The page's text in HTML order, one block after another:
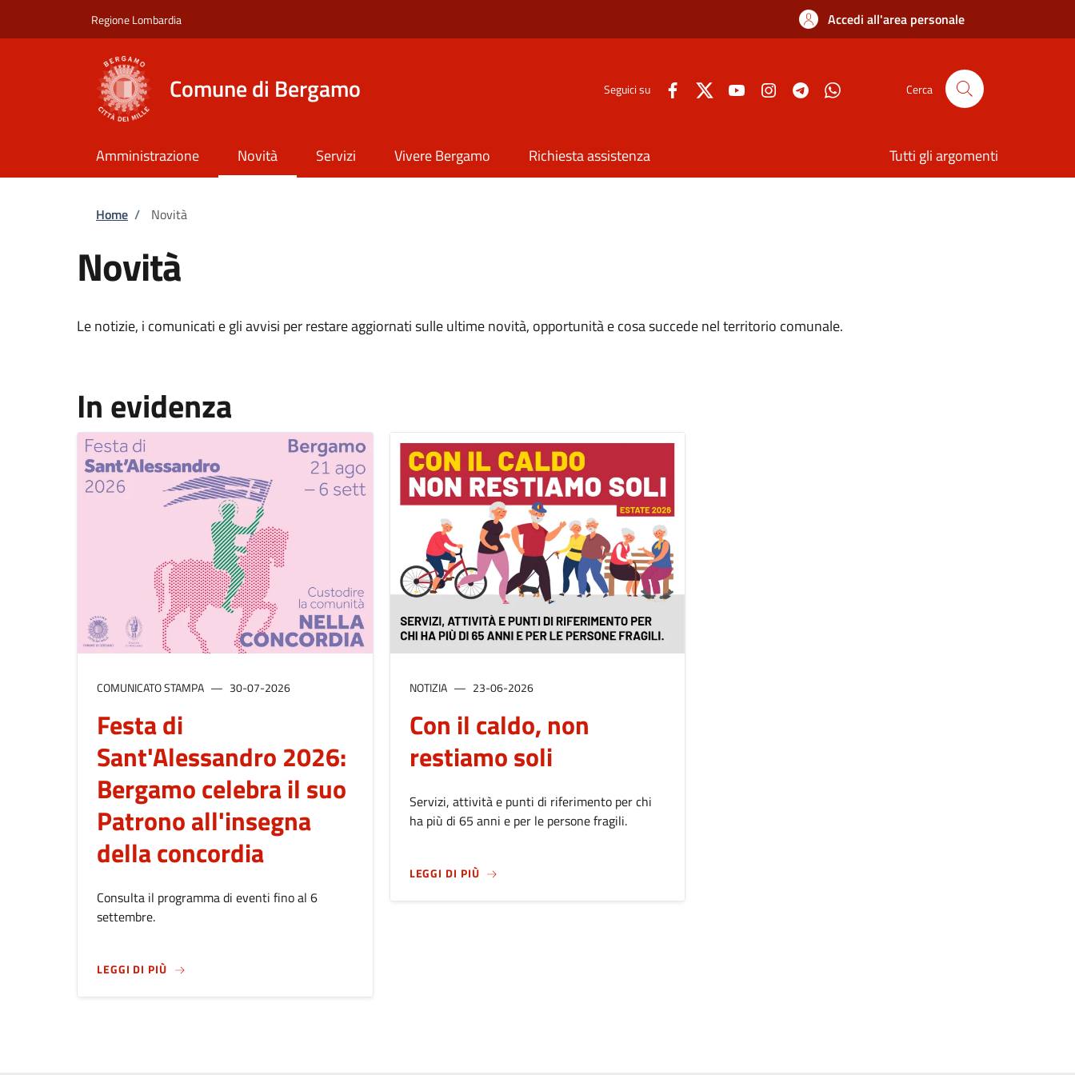
Regione Lombardia Accedi all'area personale
Comune di Bergamo Seguici su Cerca
Amministrazione Novità Servizi Vivere Bergamo Richiesta assistenza Tutti gli argomenti
Briciole di pane
Home / Novità
Novità
Le notizie, i comunicati e gli avvisi per restare aggiornati sulle ultime novità, opportunità e cosa succede nel territorio comunale.
In evidenza
COMUNICATO STAMPA 30-07-2026
Festa di
Sant'Alessandro 2026:
Bergamo celebra il suo
Patrono all'insegna
della concordia
Consulta il programma di eventi fino al 6
settembre.
LEGGI DI PIÙSUFESTA DI SANT'ALESSANDRO 2026: BERGAMO CELEBRA IL SUO PATRONO ALL'INSEGNA DELLA CONCORDIA
NOTIZIA 23-06-2026
Con il caldo, non
restiamo soli
Servizi, attività e punti di riferimento per chi
ha più di 65 anni e per le persone fragili.
LEGGI DI PIÙSU